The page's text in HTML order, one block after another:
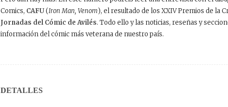
Comics, CAFU(Iron Man, Venom), el resultado de los XXIV Premios de la
Jornadas del Cómic de Avilés. Todo ello y las noticias, reseñas y
información del cómic más veterana de nuestro país.
DETALLES